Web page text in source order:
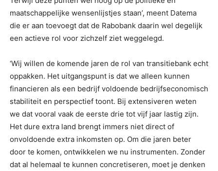
maatschappelijke wensenlijstjes staan’, meent Datema
die er aan toevoegt dat de Rabobank daarin wel degelijk
een actieve rol voor zichzelf ziet weggelegd.
‘Wij willen de komende jaren de rol van transitiebank echt
oppakken. Het uitgangspunt is dat we alleen kunnen
financieren als een bedrijf voldoende bedrijfseconomisch
stabiliteit en perspectief toont. Bij extensiveren weten
we dat vooral vaak de eerste drie tot vijf jaar lastig zijn.
Het dure extra land brengt immers niet direct of
onvoldoende extra inkomsten op. Om die jaren beter
door te komen, ontwikkelen we nu instrumenten. Zonder
dat al helemaal te kunnen concretiseren, moet je denken